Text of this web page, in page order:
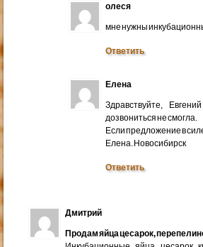
олеся
мне нужны
Ответить
Елена
Здравствуйте,
дозвониться не смогла.
Если предложение в
Елена. Новосибирск
Ответить
Дмитрий
Продам яйца цесарок,